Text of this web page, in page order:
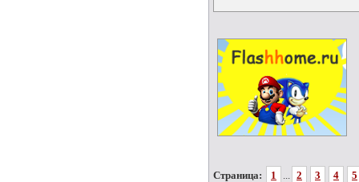
Страница: 1 ... 2 3 4 5